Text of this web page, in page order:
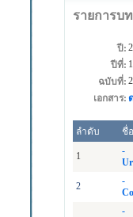
รายการบ
ปี:
ปีที่:
ฉบับที่: 2
เอกสาร:
ลำดับ ชื่
1
-
2
-
-